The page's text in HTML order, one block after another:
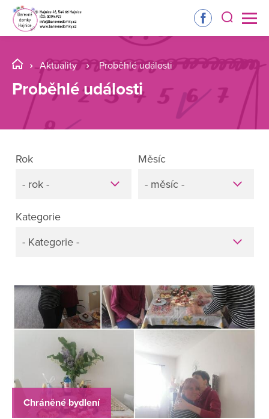
Aktuality Proběhlé události
Proběhlé události
Kategorie
- Kategorie -
Rok
- rok -
Měsíc
- měsíc -
Chráněné bydlení